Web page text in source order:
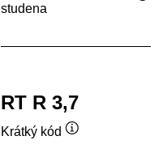
studena
RT R 3,7
Krátký kód